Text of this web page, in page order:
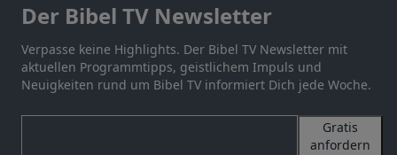
Der Bibel TV Newsletter
Verpasse keine Highlights. Der Bibel TV Newsletter mit
aktuellen Programmtipps, geistlichem Impuls und
Neuigkeiten rund um Bibel TV informiert Dich jede Woche.
Gratis
anfordern